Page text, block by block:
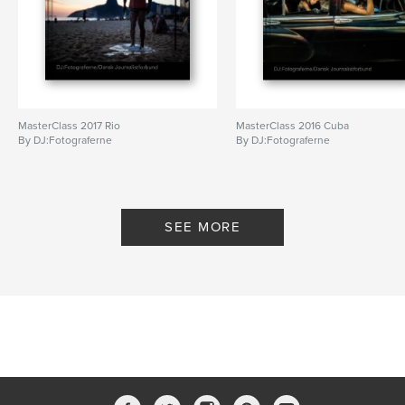
workshop , Pressefotografforbundet ,
DJ:Fotograferne ,
MasterClass 2017 Rio
By DJ:Fotograferne
MasterClass 2016 Cuba
By DJ:Fotograferne
SEE MORE